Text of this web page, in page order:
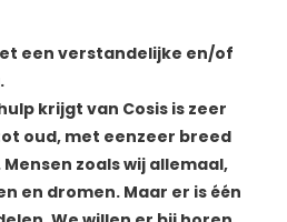
een verstandelijke en/of
krijgt van Cosis is zeer
oud, met eenzeer breed
zoals wij allemaal,
en dromen. Maar er is één